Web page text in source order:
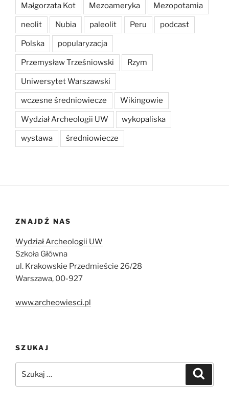
Małgorzata Kot Mezoameryka Mezopotamia
neolit Nubia paleolit Peru podcast
Polska popularyzacja
Przemysław Trześniowski Rzym
Uniwersytet Warszawski
wczesne średniowiecze Wikingowie
Wydział Archeologii UW wykopaliska
wystawa średniowiecze
ZNAJDŹ NAS
Wydział Archeologii UW
Szkoła Główna
ul. Krakowskie Przedmieście 26/28
Warszawa, 00-927
www.archeowiesci.pl
SZUKAJ